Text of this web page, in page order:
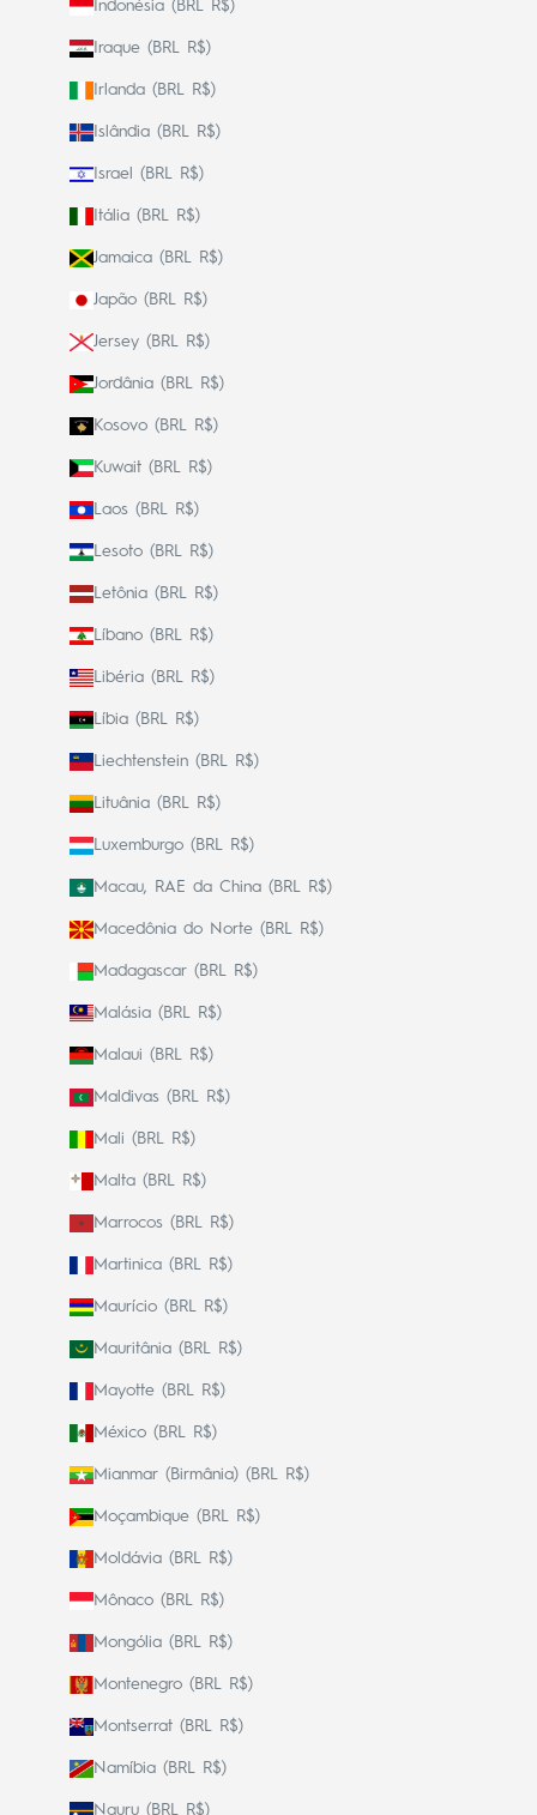
Indonésia (BRL R$)
Iraque (BRL R$)
Irlanda (BRL R$)
Islândia (BRL R$)
Israel (BRL R$)
Itália (BRL R$)
Jamaica (BRL R$)
Japão (BRL R$)
Jersey (BRL R$)
Jordânia (BRL R$)
Kosovo (BRL R$)
Kuwait (BRL R$)
Laos (BRL R$)
Lesoto (BRL R$)
Letônia (BRL R$)
Líbano (BRL R$)
Libéria (BRL R$)
Líbia (BRL R$)
Liechtenstein (BRL R$)
Lituânia (BRL R$)
Luxemburgo (BRL R$)
Macau, RAE da China (BRL R$)
Macedônia do Norte (BRL R$)
Madagascar (BRL R$)
Malásia (BRL R$)
Malaui (BRL R$)
Maldivas (BRL R$)
Mali (BRL R$)
Malta (BRL R$)
Marrocos (BRL R$)
Martinica (BRL R$)
Maurício (BRL R$)
Mauritânia (BRL R$)
Mayotte (BRL R$)
México (BRL R$)
Mianmar (Birmânia) (BRL R$)
Moçambique (BRL R$)
Moldávia (BRL R$)
Mônaco (BRL R$)
Mongólia (BRL R$)
Montenegro (BRL R$)
Montserrat (BRL R$)
Namíbia (BRL R$)
Nauru (BRL R$)